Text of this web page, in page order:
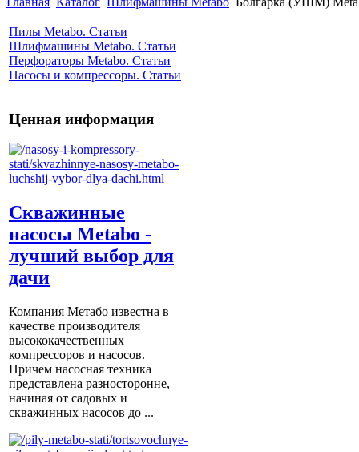
Пилы Metabo. Статьи
Шлифмашины Metabo. Статьи
Перфораторы Metabo. Статьи
Насосы и компрессоры. Статьи
Ценная информация
Скважинные
насосы Metabo -
лучший выбор для
дачи
Компания Метабо известна в
качестве производителя
высококачественных
компрессоров и насосов.
Причем насосная техника
представлена разносторонне,
начиная от садовых и
скважинных насосов до ...